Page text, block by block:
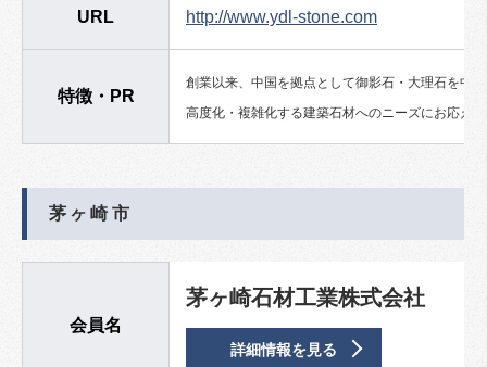
URL http://www.ydl-stone.com
特徴・PR
創業以来、中国を拠点として御影石・大理石を中
高度化・複雑化する建築石材へのニーズにお応え
茅ヶ崎市
会員名
茅ヶ崎石材工業株式会社
詳細情報を見る